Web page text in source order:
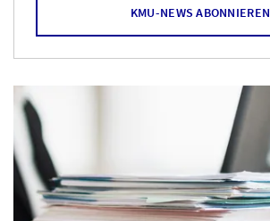
KMU-NEWS ABONNIEREN